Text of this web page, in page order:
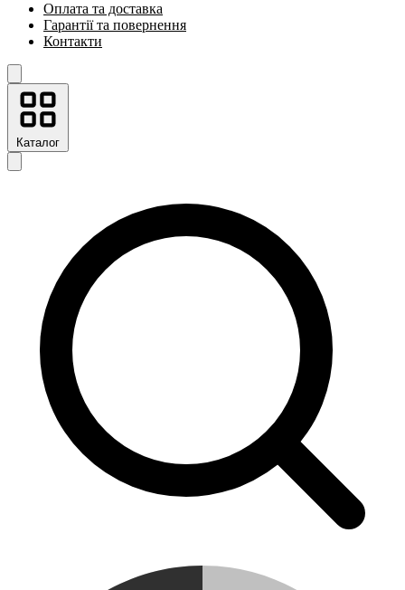
Оплата та доставка
Гарантії та повернення
Контакти
Каталог